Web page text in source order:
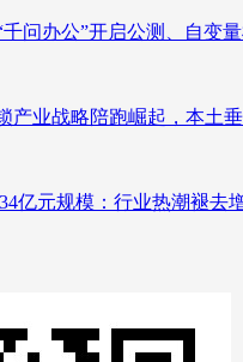
问办公”开启公测、自变
产业战略陪跑崛起，本土
亿元规模：行业热潮褪